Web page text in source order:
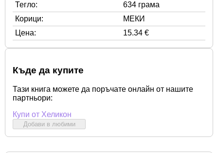
Тегло:
634 грама
Корици:
МЕКИ
Цена:
15.34 €
Къде да купите
Тази книга можете да поръчате онлайн от нашите
партньори:
Купи от Хеликон
Добави в любими